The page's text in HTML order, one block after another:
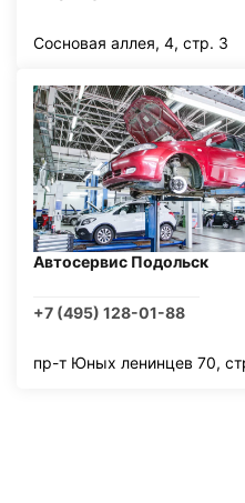
Сосновая аллея, 4, стр. 3
Автосервис Подольск
+7 (495) 128-01-88
пр-т Юных ленинцев 70,